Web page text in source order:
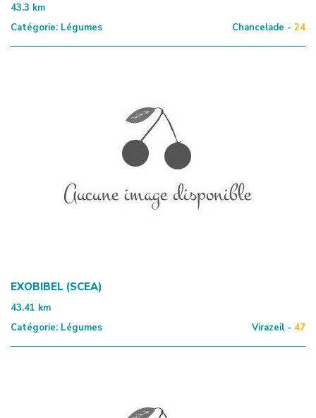
43.3 km
Catégorie: Légumes Chancelade - 24
EXOBIBEL (SCEA)
43.41 km
Catégorie: Légumes Virazeil - 47